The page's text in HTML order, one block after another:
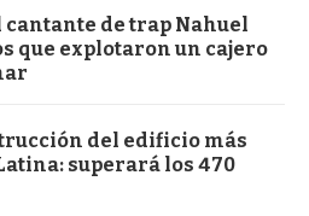
de trap Nahuel
que explotaron un cajero
del edificio más
superará los 470